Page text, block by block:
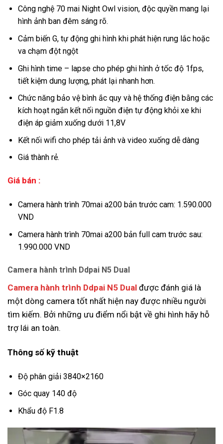
Công nghệ 70 mai Night Owl vision, độc quyền mang lại
hình ảnh ban đêm sáng rõ.
Cảm biến G, tự động ghi hình khi phát hiện rung lắc hoặc
va chạm đột ngột
Ghi hình time – lapse cho phép ghi hình ở tốc độ 1fps,
tiết kiệm dung lượng, phát lại nhanh hơn.
Chức năng bảo vệ bình ắc quy và hệ thống điện bằng các
kích hoạt ngắn kết nối nguồn điện tự động khỏi xe khi
điện áp giảm xuống dưới 11,8V
Kết nối wifi cho phép tải ảnh và video xuống dễ dàng
Giá thành rẻ.
Giá bán :
Camera hành trình 70mai a200 bản trước cam: 1.590.000
VND
Camera hành trình 70mai a200 bản full cam trước sau:
1.990.000 VND
Camera hành trình Ddpai N5 Dual
Camera hành trình Ddpai N5 Dual được đánh giá là
một dòng camera tốt nhất hiện nay được nhiều người
tìm kiếm. Bởi những ưu điểm nổi bật về ghi hình hãy hỗ
trợ lái an toàn.
Thông số kỹ thuật
Độ phân giải 3840×2160
Góc quay 140 độ
Khẩu độ F1.8